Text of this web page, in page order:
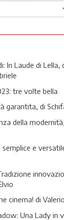
In Laude di Lella,
tre volte bella
garantita, di
della
e
cinema! di
Una Lady in